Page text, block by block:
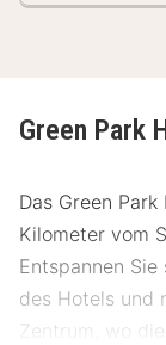
Green Park
Das Green
Kilometer vom
Entspannen
des Hotels und
Zentrum, wo